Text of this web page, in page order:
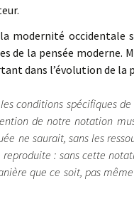
modernité
de la pensée moderne.
dans l’évolution de la
les conditions spécifiques
de notre notation
ne saurait, sans les
: sans cette
que ce soit, pas